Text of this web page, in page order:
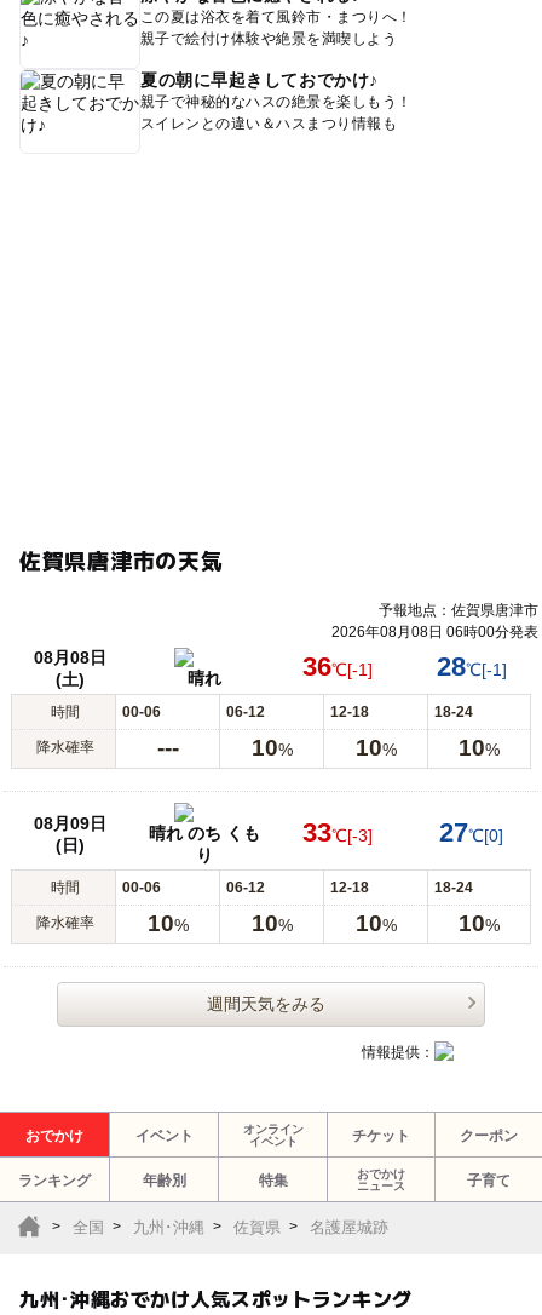
この夏は浴衣を着て風鈴市・まつりへ！
親子で絵付け体験や絶景を満喫しよう
夏の朝に早起きしておでかけ♪
親子で神秘的なハスの絶景を楽しもう！
スイレンとの違い＆ハスまつり情報も
佐賀県唐津市の天気
予報地点：佐賀県唐津市
2026年08月08日 06時00分発表
08月08日
(土)
晴れ 36℃[-1] 28℃[-1]
時間 00-06 06-12 12-18 18-24
降水確率 --- 10% 10% 10%
08月09日
(日)
晴れ のち くも
り
33℃[-3] 27℃[0]
時間 00-06 06-12 12-18 18-24
降水確率 10% 10% 10% 10%
週間天気をみる
情報提供：
おでかけ イベント
オンライン
イベント
チケット クーポン
ランキング 年齢別 特集
おでかけ
ニュース
子育て
全国 九州･沖縄 佐賀県 名護屋城跡
九州･沖縄おでかけ人気スポットランキング